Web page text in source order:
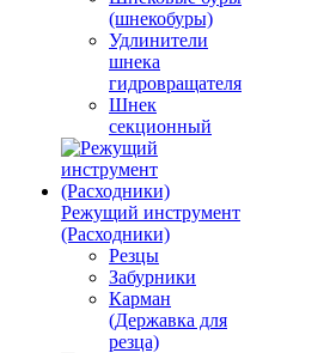
(шнекобуры)
Удлинители
шнека
гидровращателя
Шнек
секционный
Режущий инструмент
(Расходники)
Резцы
Забурники
Карман
(Державка для
резца)